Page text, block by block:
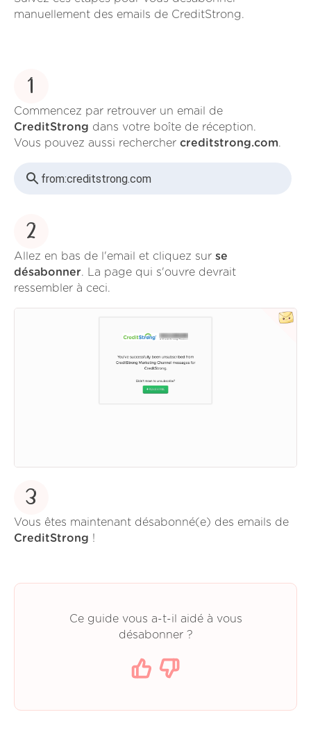
manuellement des emails de CreditStrong.
1
Commencez par retrouver un email de
CreditStrong dans votre boîte de réception.
Vous pouvez aussi rechercher creditstrong.com.
from:creditstrong.com
2
Allez en bas de l'email et cliquez sur se
désabonner. La page qui s'ouvre devrait
ressembler à ceci.
3
Vous êtes maintenant désabonné(e) des emails de
CreditStrong !
Ce guide vous a-t-il aidé à vous
désabonner ?